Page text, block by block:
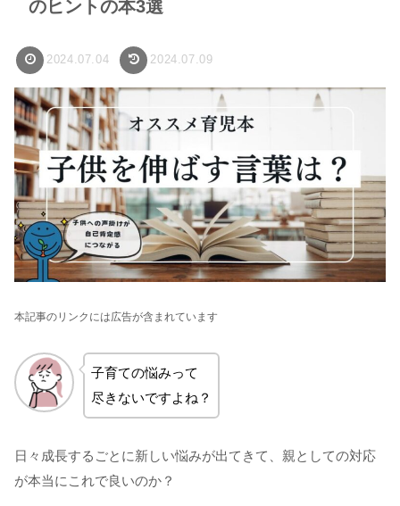
のヒントの本3選
2024.07.04 2024.07.09
本記事のリンクには広告が含まれています
子育ての悩みって
尽きないですよね？
日々成長するごとに新しい悩みが出てきて、親としての対応
が本当にこれで良いのか？